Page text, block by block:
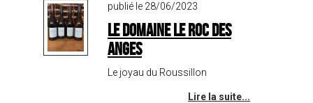
publié le 28/06/2023
Le domaine Le Roc des
Anges
Le joyau du Roussillon
Lire la suite...